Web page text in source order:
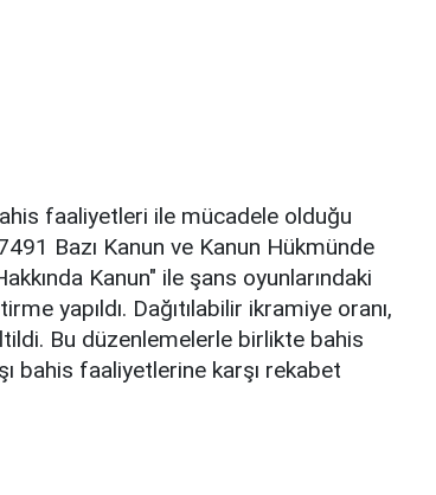
faaliyetleri ile mücadele olduğu
Bazı Kanun ve Kanun Hükmünde
Kanun" ile şans oyunlarındaki
yapıldı. Dağıtılabilir ikramiye oranı,
Bu düzenlemelerle birlikte bahis
bahis faaliyetlerine karşı rekabet